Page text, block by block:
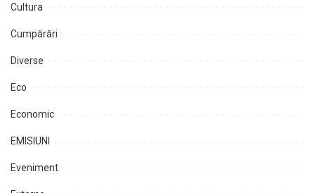
Cultura
Cumpărări
Diverse
Eco
Economic
EMISIUNI
Eveniment